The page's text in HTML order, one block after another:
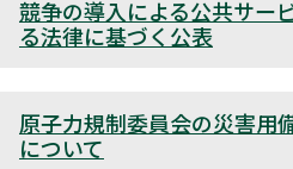
競争の導入による公共サー
る法律に基づく公表
原子力規制委員会の災害用
について